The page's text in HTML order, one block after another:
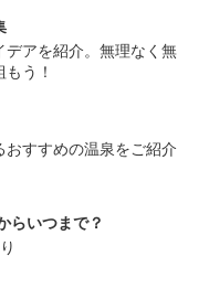
アを紹介。無理なく無
う！
すすめの温泉をご紹介
らいつまで？